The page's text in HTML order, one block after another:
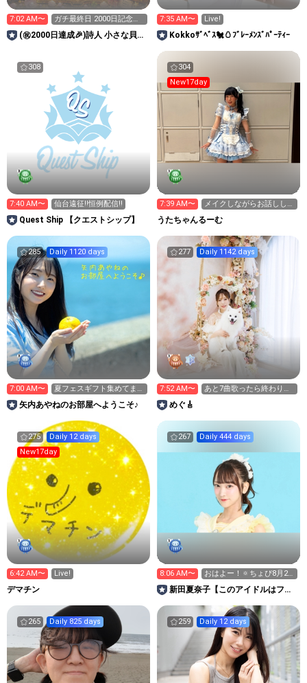
7:02 AM〜
ガチ最終日 2000日記念に
特典を 20万越したい
(㊗️2000日達成🎉)詩人 小さな貝が
7:35 AM〜 Live!
Kokkoｻﾞﾍﾞｽ🐔🥚ﾌﾞﾚｰﾒﾝｽﾞﾊﾟｰﾃｨｰ
308
7:40 AM〜 仙台遠征‼️恒例配信‼️
Quest Ship 【クエストシップ】
304
New17day
7:39 AM〜
メイクしながらお話ししよ
ん！
うたちゃんるーむ
285 Daily 1120 days
7:00 AM〜
夏フェスギフト集めてま
す！
矢内あやねのお部屋へようこそ♪
277 Daily 1142 days
7:52 AM〜
あと7曲歌ったら終わり😓
めぐ🎸
275
Daily 12 days
New17day
6:42 AM〜 Live!
デマチン
267 Daily 444 days
8:06 AM〜
おはよー！🔅ちょぴ8月29
日無銭ライブ！予約まち
新田夏奈子【このアイドルはフィ
265 Daily 825 days 259 Daily 12 days